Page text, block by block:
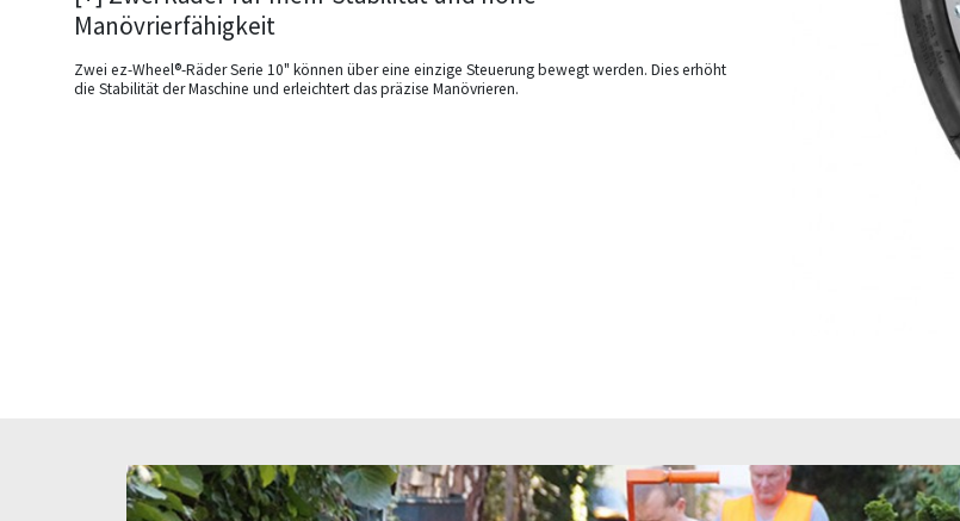
Manövrierfähigkeit
Zwei ez-Wheel®-Räder Serie 10" können über eine einzige Steuerung bewegt werden. Dies erhöht
die Stabilität der Maschine und erleichtert das präzise Manövrieren.